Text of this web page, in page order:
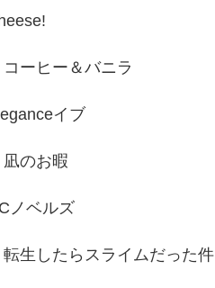
コーヒー＆バニラ
イブ
凪のお暇
ノベルズ
転生したらスライムだった件